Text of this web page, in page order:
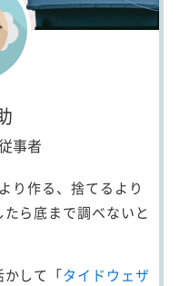
事者
り作る、捨てるより
ら底まで調べないと
して「タイドウェザ